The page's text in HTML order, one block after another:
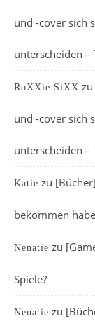
und -cover sich
unterscheiden –
RoXXie SiXX zu
und -cover sich
unterscheiden –
Katie zu
bekommen
Nenatie zu
Spiele?
Nenatie zu